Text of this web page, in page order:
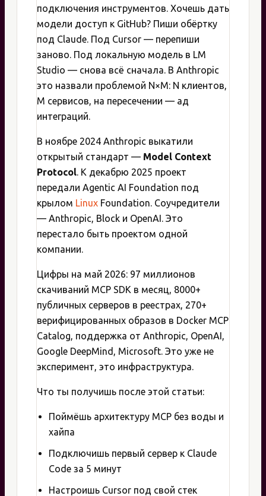
подключения инструментов. Хочешь дать
модели доступ к GitHub? Пиши обёртку
под Claude. Под Cursor — перепиши
заново. Под локальную модель в LM
Studio — снова всё сначала. В Anthropic
это назвали проблемой N×M: N клиентов,
M сервисов, на пересечении — ад
интеграций.
В ноябре 2024 Anthropic выкатили
открытый стандарт — Model Context
Protocol. К декабрю 2025 проект
передали Agentic AI Foundation под
крылом Linux Foundation. Соучредители
— Anthropic, Block и OpenAI. Это
перестало быть проектом одной
компании.
Цифры на май 2026: 97 миллионов
скачиваний MCP SDK в месяц, 8000+
публичных серверов в реестрах, 270+
верифицированных образов в Docker MCP
Catalog, поддержка от Anthropic, OpenAI,
Google DeepMind, Microsoft. Это уже не
эксперимент, это инфраструктура.
Что ты получишь после этой статьи:
Поймёшь архитектуру MCP без воды и
хайпа
Подключишь первый сервер к Claude
Code за 5 минут
Настроишь Cursor под свой стек